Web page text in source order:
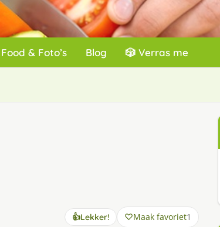
Food & Foto’s Blog 🎲 Verras me
👍Lekker! Maak favoriet1